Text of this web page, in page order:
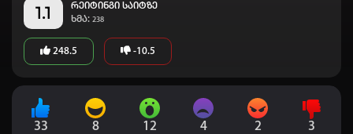
1.1
რეიტინგი საიტზე
ხმა: 238
248.5 -10.5
33 8 12 4 2 3